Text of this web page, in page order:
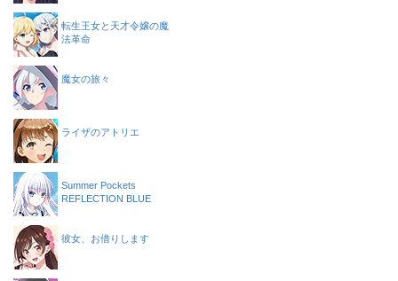
転生王女と天才令嬢の魔
法革命
魔女の旅々
ライザのアトリエ
Summer Pockets
REFLECTION BLUE
彼女、お借りします